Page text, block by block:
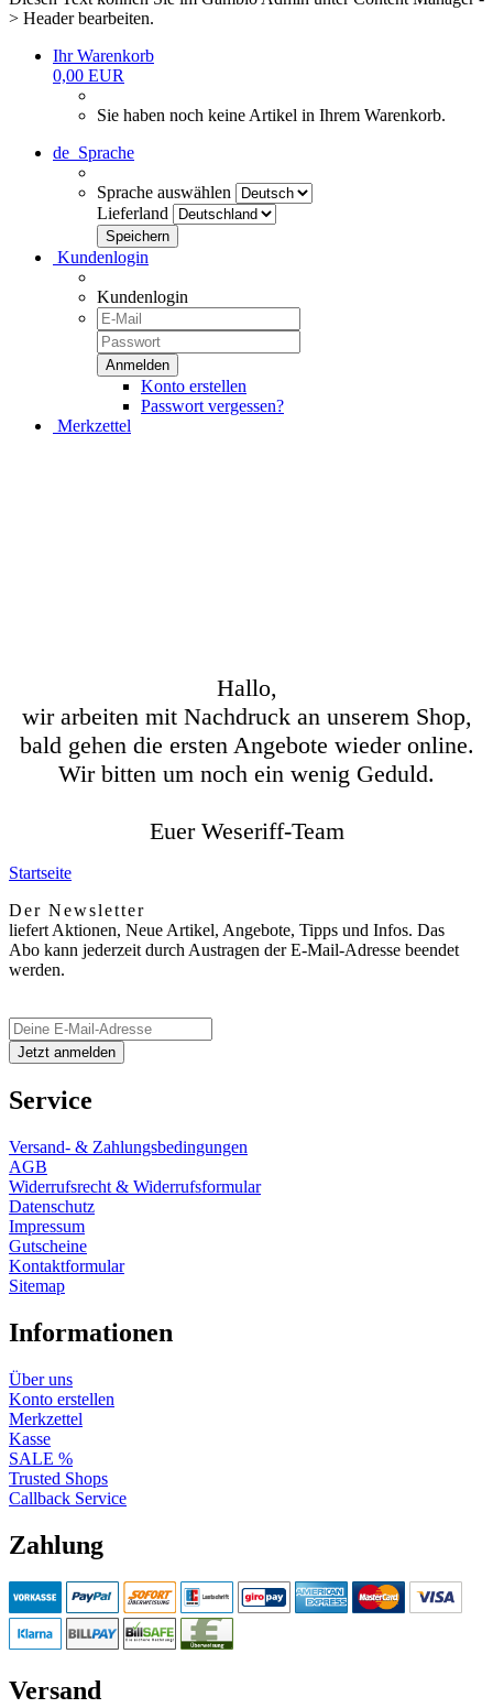
> Header bearbeiten.
Ihr Warenkorb
0,00 EUR
Sie haben noch keine Artikel in Ihrem Warenkorb.
de Sprache
Sprache auswählen
Lieferland
Kundenlogin
Kundenlogin
Konto erstellen
Passwort vergessen?
Merkzettel
Hallo,
wir arbeiten mit Nachdruck an unserem Shop,
bald gehen die ersten Angebote wieder online.
Wir bitten um noch ein wenig Geduld.
Euer Weseriff-Team
Startseite
Der Newsletter
liefert Aktionen, Neue Artikel, Angebote, Tipps und Infos. Das
Abo kann jederzeit durch Austragen der E-Mail-Adresse beendet
werden.
Service
Versand- & Zahlungsbedingungen
AGB
Widerrufsrecht & Widerrufsformular
Datenschutz
Impressum
Gutscheine
Kontaktformular
Sitemap
Informationen
Über uns
Konto erstellen
Merkzettel
Kasse
SALE %
Trusted Shops
Callback Service
Zahlung
Versand